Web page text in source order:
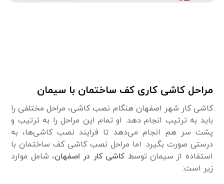
مراحل کاشی کاری کف ساختمان با سیمان
کاشی کار شهر اصفهان هنگام نصب کاشی، مراحل مختلفی را
باید به ترتیب انجام دهد. او تمام این مراحل را به ترتیب و
پشت سر هم انجام می‌دهد تا فرایند نصب کاشی‌ها، به
درستی صورت بگیرد. اما مراحل نصب کاشی کف ساختمان با
استفاده از سیمان توسط کاشی کار در اصفهان، شامل موارد
زیر است: